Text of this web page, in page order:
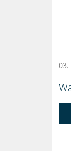
03.